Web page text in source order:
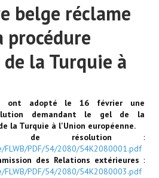
belge réclame
procédure
de la Turquie à
ont adopté le 16 février une
demandant le gel de la
la Turquie à l'Union européenne.
de résolution :
FLWB/PDF/54/2080/54K2080001.pdf
des Relations extérieures :
FLWB/PDF/54/2080/54K2080003.pdf